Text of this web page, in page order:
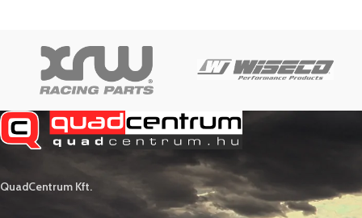
QuadCentrum Kft.